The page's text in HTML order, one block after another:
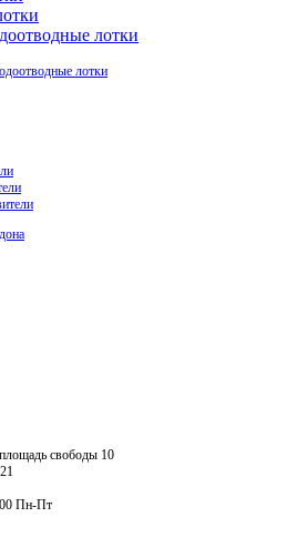
лотки
лотки
свободы 10
Пн-Пт